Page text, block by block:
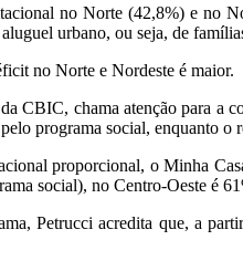
no Norte (42,8%) e no
urbano, ou seja, de
no Norte e Nordeste é maior.
CBIC, chama atenção para
programa social, enquanto
proporcional, o Minha
social), no Centro-Oeste é
Petrucci acredita que, a